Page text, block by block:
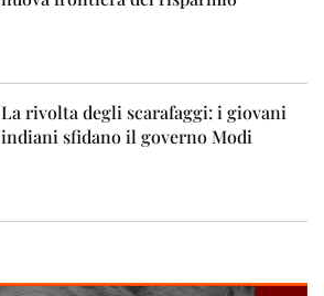
La rivolta degli scarafaggi: i giovani
indiani sfidano il governo Modi